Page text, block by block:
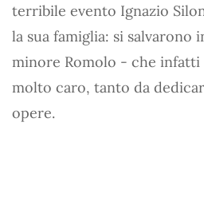
terribile evento Ignazio
la sua famiglia: si salvarono
minore Romolo - che infatti
molto caro, tanto da
opere.